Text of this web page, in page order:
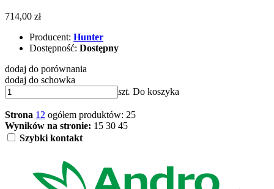
714,00 zł
Producent: Hunter
Dostępność: Dostępny
dodaj do porównania
dodaj do schowka
szt. Do koszyka
Strona 1 2 ogółem produktów: 25
Wyników na stronie: 15 30 45
Szybki kontakt